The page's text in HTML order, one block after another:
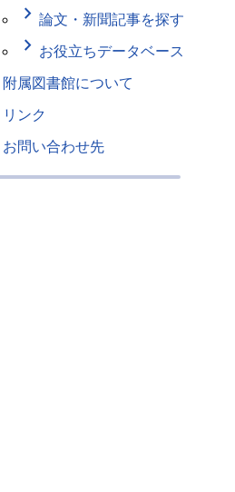
keyboard_arrow_right 論文・新聞記事を探す
keyboard_arrow_right お役立ちデータベース
附属図書館について
リンク
お問い合わせ先